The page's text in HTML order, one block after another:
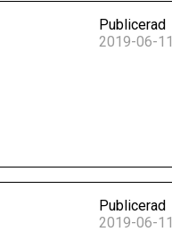
Publicerad
2019-06-11
Publicerad
2019-06-11